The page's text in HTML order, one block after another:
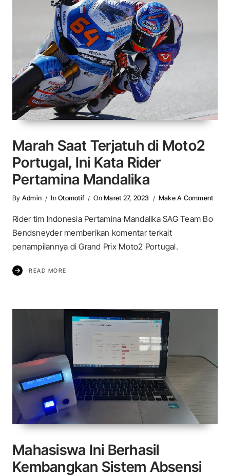
Marah Saat Terjatuh di Moto2
Portugal, Ini Kata Rider
Pertamina Mandalika
By Admin InOtomotif OnMaret 27, 2023 Make A CommentOn
Rider tim Indonesia Pertamina Mandalika SAG Team Bo
Bendsneyder memberikan komentar terkait
penampilannya di Grand Prix Moto2 Portugal.
READ MORE
Mahasiswa Ini Berhasil
Kembangkan Sistem Absensi